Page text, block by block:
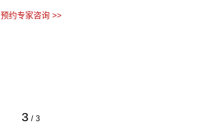
3 / 3
预约专家咨询 >>